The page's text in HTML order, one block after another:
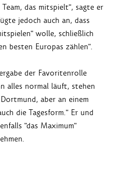
das mitspielt", sagte er
jedoch auch an, dass
wolle, schließlich
besten Europas zählen".
der Favoritenrolle
alles normal läuft, stehen
aber an einem
die Tagesform." Er und
"das Maximum"